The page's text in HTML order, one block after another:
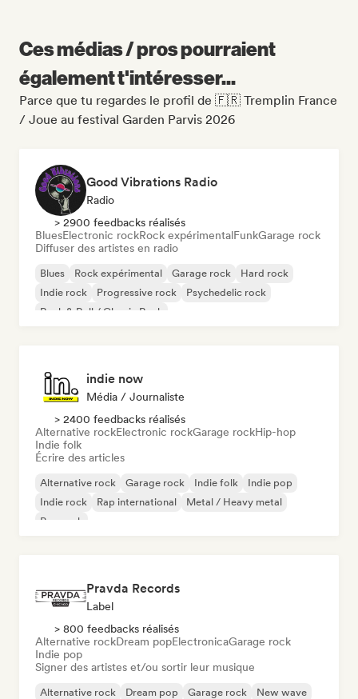
Ces médias / pros pourraient
également t'intéresser...
Parce que tu regardes le profil de 🇫🇷 Tremplin France
/ Joue au festival Garden Parvis 2026
Good Vibrations Radio
Radio
> 2900 feedbacks réalisés
BluesElectronic rockRock expérimentalFunkGarage rock
Diffuser des artistes en radio
Blues Rock expérimental Garage rock
Hard rock
Indie rock
Progressive rock
Psychedelic rock
Rock & Roll / Classic Rock
indie now
Média / Journaliste
> 2400 feedbacks réalisés
Alternative rockElectronic rockGarage rockHip-hop
Indie folk
Écrire des articles
Alternative rock Garage rock Indie folk
Indie pop
Indie rock
Rap international
Metal / Heavy metal
Pop rock
Pravda Records
Label
> 800 feedbacks réalisés
Alternative rockDream popElectronicaGarage rock
Indie pop
Signer des artistes et/ou sortir leur musique
Alternative rock Dream pop Garage rock
New wave